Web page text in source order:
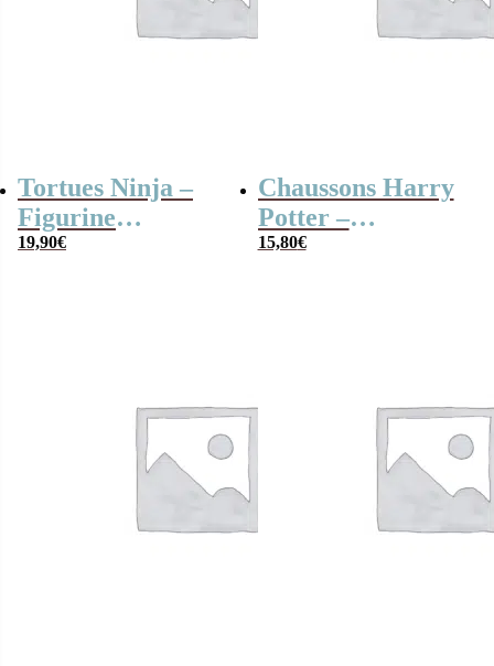
Tortues Ninja –
Figurine
Donatello 13 cm
19,90€
Chaussons Harry
Potter –
Gryffondor taille
15,80€